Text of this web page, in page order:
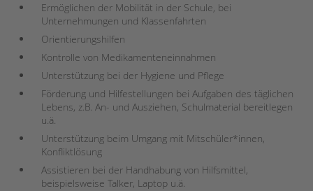
Impressum
Datenschutz
Hinweisgebersystem
Intranet
Ermöglichen der Mobilität in der Schule, bei
Unternehmungen und Klassenfahrten
Orientierungshilfen
Kontrolle von Medikamenteneinnahmen
Unterstützung bei der Hygiene und Pflege
Förderung und Hilfestellungen bei Aufgaben des täglichen
Lebens, z.B. An- und Ausziehen, Schulmaterial bereitlegen
u.ä.
Unterstützung beim Umgang mit Mitschüler*innen,
Konfliktlösung
Assistieren bei der Handhabung von Hilfsmittel,
beispielsweise Talker, Laptop u.ä.